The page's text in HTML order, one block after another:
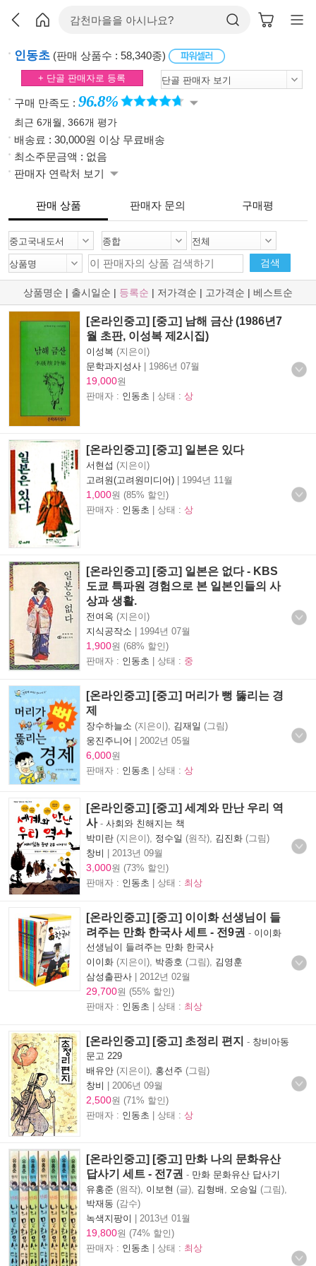
인동초 (판매 상품수 : 58,340종)
+ 단골 판매자로 등록
구매 만족도 : 96.8%
최근 6개월, 366개 평가
배송료 : 30,000원 이상 무료배송
최소주문금액 : 없음
판매자 연락처 보기
판매 상품 판매자 문의 구매평
검색
상품명순 | 출시일순 | 등록순 | 저가격순 | 고가격순 | 베스트순
[온라인중고] [중고] 남해 금산 (1986년7
월 초판, 이성복 제2시집)
이성복 (지은이)
문학과지성사 | 1986년 07월
19,000원
판매자 : 인동초 | 상태 : 상
[온라인중고] [중고] 일본은 있다
서현섭 (지은이)
고려원(고려원미디어) | 1994년 11월
1,000원 (85% 할인)
판매자 : 인동초 | 상태 : 상
[온라인중고] [중고] 일본은 없다 - KBS
도쿄 특파원 경험으로 본 일본인들의 사
상과 생활.
전여옥 (지은이)
지식공작소 | 1994년 07월
1,900원 (68% 할인)
판매자 : 인동초 | 상태 : 중
[온라인중고] [중고] 머리가 뻥 뚫리는 경
제
장수하늘소 (지은이), 김재일 (그림)
웅진주니어 | 2002년 05월
6,000원
판매자 : 인동초 | 상태 : 상
[온라인중고] [중고] 세계와 만난 우리 역
사- 사회와 친해지는 책
박미란 (지은이), 정수일 (원작), 김진화 (그림)
창비 | 2013년 09월
3,000원 (73% 할인)
판매자 : 인동초 | 상태 : 최상
[온라인중고] [중고] 이이화 선생님이 들
려주는 만화 한국사 세트 - 전9권 - 이이화
선생님이 들려주는 만화 한국사
이이화 (지은이), 박종호 (그림), 김영훈
삼성출판사 | 2012년 02월
29,700원 (55% 할인)
판매자 : 인동초 | 상태 : 최상
[온라인중고] [중고] 초정리 편지 - 창비아동
문고 229
배유안 (지은이), 홍선주 (그림)
창비 | 2006년 09월
2,500원 (71% 할인)
판매자 : 인동초 | 상태 : 상
[온라인중고] [중고] 만화 나의 문화유산
답사기 세트 - 전7권 - 만화 문화유산 답사기
유홍준 (원작), 이보현 (글), 김형배 오승일 (그림),
박재동 (감수)
녹색지팡이 | 2013년 01월
19,800원 (74% 할인)
판매자 : 인동초 | 상태 : 최상